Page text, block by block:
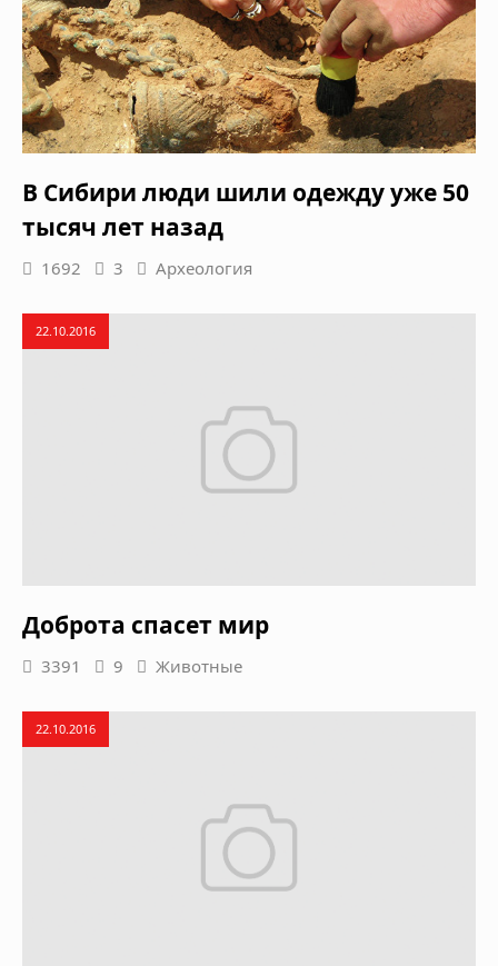
В Сибири люди шили одежду уже 50
тысяч лет назад
1692 3 Археология
22.10.2016
Доброта спасет мир
3391 9 Животные
22.10.2016